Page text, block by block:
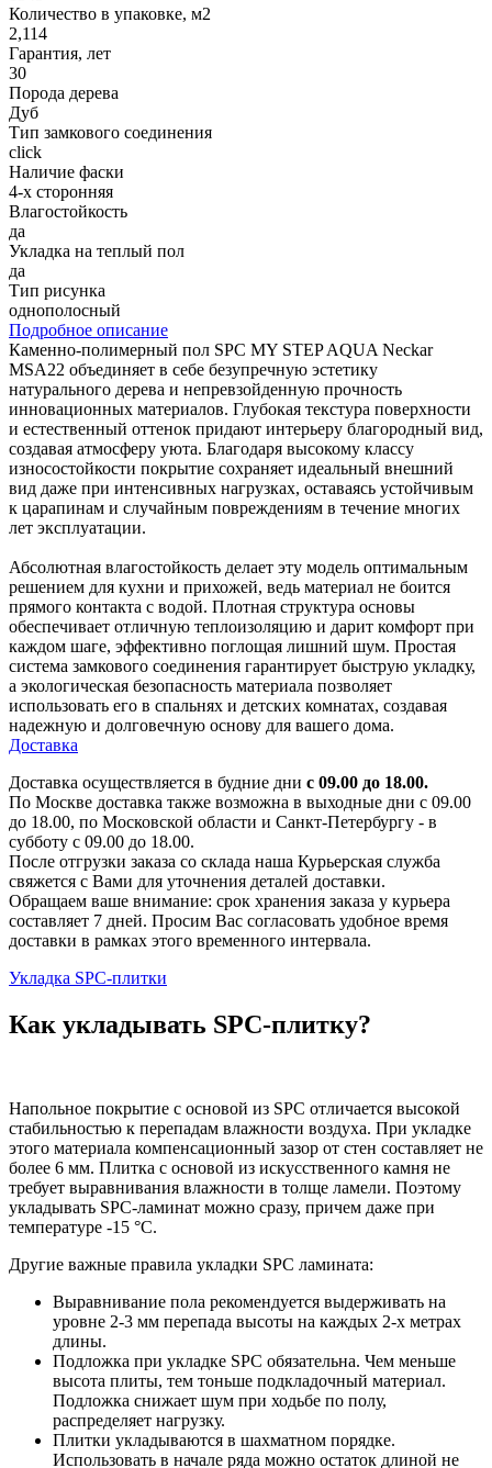
Количество в упаковке, м2
2,114
Гарантия, лет
30
Порода дерева
Дуб
Тип замкового соединения
click
Наличие фаски
4-х сторонняя
Влагостойкость
да
Укладка на теплый пол
да
Тип рисунка
однополосный
Подробное описание
Каменно-полимерный пол SPC MY STEP AQUA Neckar
MSA22 объединяет в себе безупречную эстетику
натурального дерева и непревзойденную прочность
инновационных материалов. Глубокая текстура поверхности
и естественный оттенок придают интерьеру благородный вид,
создавая атмосферу уюта. Благодаря высокому классу
износостойкости покрытие сохраняет идеальный внешний
вид даже при интенсивных нагрузках, оставаясь устойчивым
к царапинам и случайным повреждениям в течение многих
лет эксплуатации.
Абсолютная влагостойкость делает эту модель оптимальным
решением для кухни и прихожей, ведь материал не боится
прямого контакта с водой. Плотная структура основы
обеспечивает отличную теплоизоляцию и дарит комфорт при
каждом шаге, эффективно поглощая лишний шум. Простая
система замкового соединения гарантирует быструю укладку,
а экологическая безопасность материала позволяет
использовать его в спальнях и детских комнатах, создавая
надежную и долговечную основу для вашего дома.
Доставка
Доставка осуществляется в будние дни с 09.00 до 18.00.
По Москве доставка также возможна в выходные дни с 09.00
до 18.00, по Московской области и Санкт-Петербургу - в
субботу с 09.00 до 18.00.
После отгрузки заказа со склада наша Курьерская служба
свяжется с Вами для уточнения деталей доставки.
Обращаем ваше внимание: срок хранения заказа у курьера
составляет 7 дней. Просим Вас согласовать удобное время
доставки в рамках этого временного интервала.
Укладка SPC-плитки
Как укладывать SPC-плитку?
Напольное покрытие с основой из SPC отличается высокой
стабильностью к перепадам влажности воздуха. При укладке
этого материала компенсационный зазор от стен составляет не
более 6 мм. Плитка с основой из искусственного камня не
требует выравнивания влажности в толще ламели. Поэтому
укладывать SPC-ламинат можно сразу, причем даже при
температуре -15 °C.
Другие важные правила укладки SPC ламината:
Выравнивание пола рекомендуется выдерживать на
уровне 2-3 мм перепада высоты на каждых 2-х метрах
длины.
Подложка при укладке SPC обязательна. Чем меньше
высота плиты, тем тоньше подкладочный материал.
Подложка снижает шум при ходьбе по полу,
распределяет нагрузку.
Плитки укладываются в шахматном порядке.
Использовать в начале ряда можно остаток длиной не